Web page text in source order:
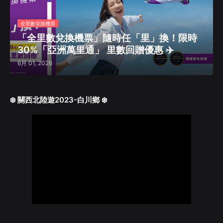
全里數兌換機票
「全里數兌換機票」隨時任「里」換！限時
30%「亞洲萬里通」 里數回贈優惠 ✈️
6月 01, 2026
❄️ 關西北陸遊2023-白川鄉 ❄️